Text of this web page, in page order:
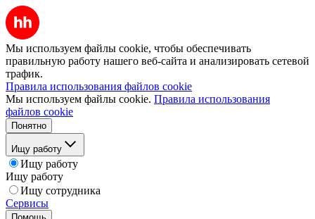
Мы используем файлы cookie, чтобы обеспечивать
правильную работу нашего веб-сайта и анализировать сетевой
трафик.
Правила использования файлов cookie
Мы используем файлы cookie. Правила использования
файлов cookie
Понятно
Ищу работу
Ищу работу
Ищу работу
Ищу сотрудника
Сервисы